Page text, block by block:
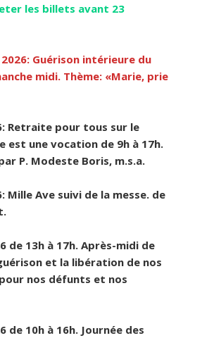
les billets avant 23
Guérison intérieure du
midi. Thème: «Marie, prie
Retraite pour tous sur le
est une vocation de 9h à 17h.
P. Modeste Boris, m.s.a.
Mille Ave suivi de la messe. de
de 13h à 17h. Après-midi de
et la libération de nos
nos défunts et nos
de 10h à 16h. Journée des